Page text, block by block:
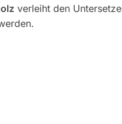
verleiht den